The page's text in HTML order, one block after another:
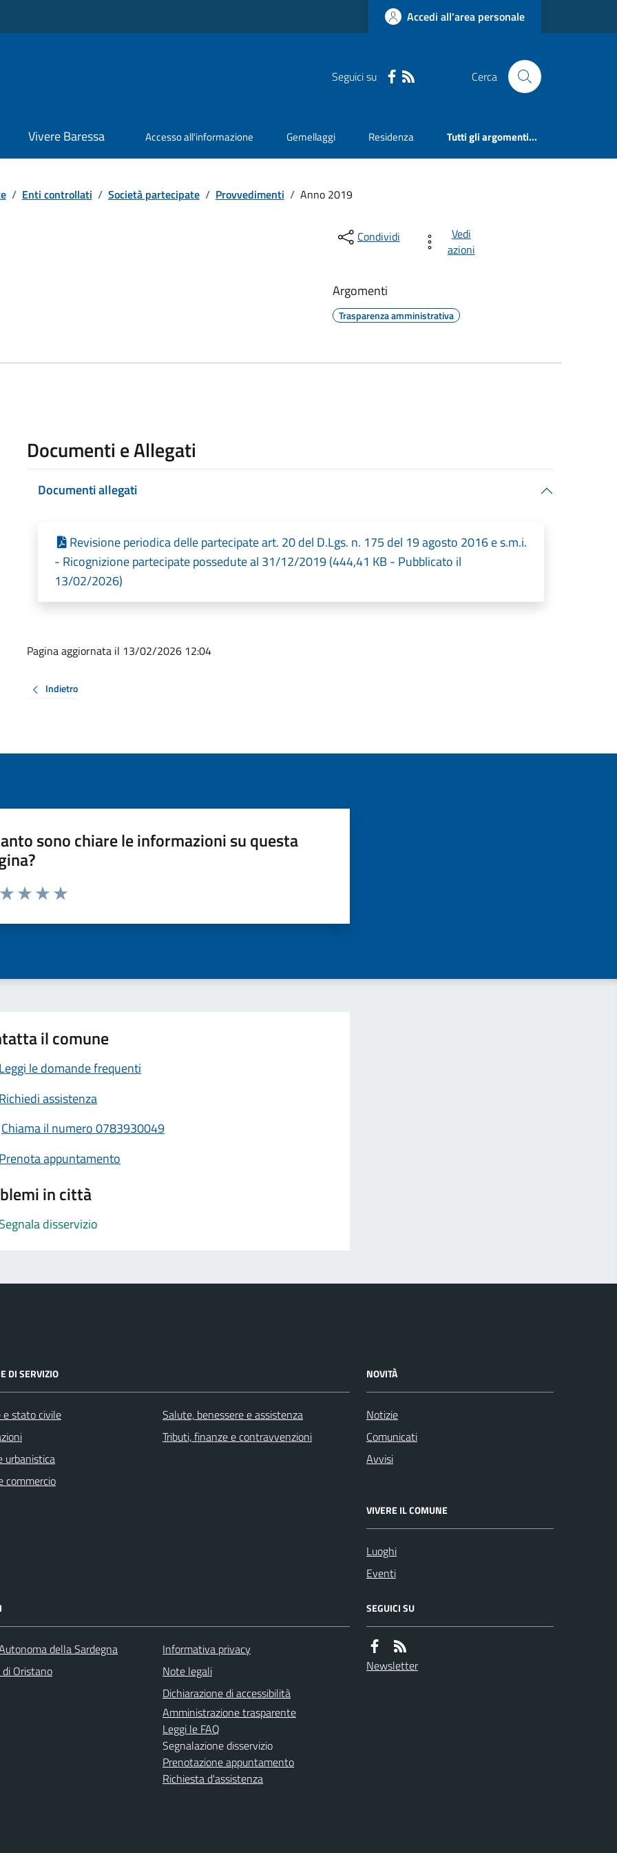
Accedi all'area personale
Seguici su Cerca
Vivere Baressa Accesso all'informazione Gemellaggi Residenza Tutti gli argomenti...
/ Enti controllati / Società partecipate / Provvedimenti / Anno 2019
Condividi
Vedi
azioni
Argomenti
Trasparenza amministrativa
Documenti e Allegati
Documenti allegati
Revisione periodica delle partecipate art. 20 del D.Lgs. n. 175 del 19 agosto 2016 e s.m.i.
- Ricognizione partecipate possedute al 31/12/2019 (444,41 KB - Pubblicato il
13/02/2026)
Pagina aggiornata il 13/02/2026 12:04
Indietro
sono chiare le informazioni su questa
da 1 a 5 stelle la pagina
il comune
Leggi le domande frequenti
Richiedi assistenza
Chiama il numero 0783930049
Prenota appuntamento
in città
Segnala disservizio
DI SERVIZIO
e stato civile
urbanistica
commercio
Salute, benessere e assistenza
Tributi, finanze e contravvenzioni
NOVITÀ
Notizie
Comunicati
Avvisi
VIVERE IL COMUNE
Luoghi
Eventi
della Sardegna
Oristano
Informativa privacy
Note legali
Dichiarazione di accessibilità
Amministrazione trasparente
Leggi le FAQ
Segnalazione disservizio
Prenotazione appuntamento
Richiesta d'assistenza
SEGUICI SU
Newsletter